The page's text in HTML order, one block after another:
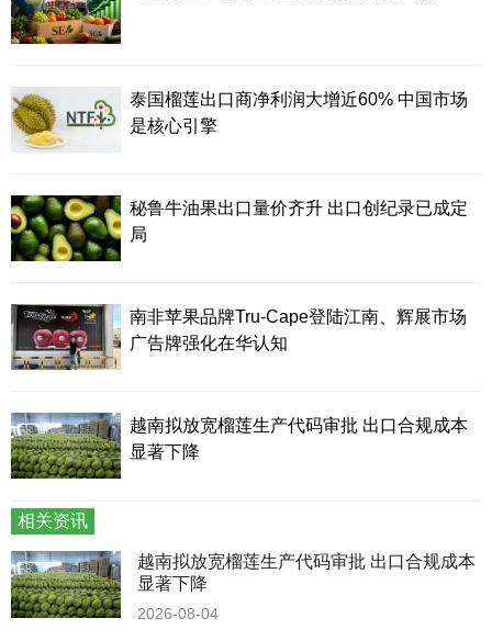
泰国榴莲出口商净利润大增近60% 中国市场
是核心引擎
秘鲁牛油果出口量价齐升 出口创纪录已成定
局
南非苹果品牌Tru-Cape登陆江南、辉展市场
广告牌强化在华认知
越南拟放宽榴莲生产代码审批 出口合规成本
显著下降
相关资讯
越南拟放宽榴莲生产代码审批 出口合规成本
显著下降
2026-08-04